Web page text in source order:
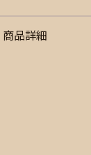
商品詳細